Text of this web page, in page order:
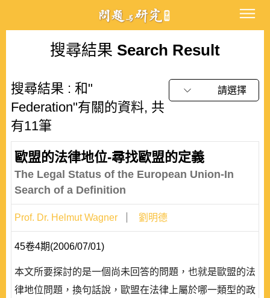
搜尋結果 Search Result
搜尋結果 : 和"
Federation"有關的資料, 共
有11筆
請選擇
歐盟的法律地位-尋找歐盟的定義
The Legal Status of the European Union-In
Search of a Definition
Prof. Dr. Helmut Wagner 劉明德
45卷4期(2006/07/01)
本文所要探討的是一個尚未回答的問題，也就是歐盟的法
律地位問題，換句話說，歐盟在法律上屬於哪一類型的政